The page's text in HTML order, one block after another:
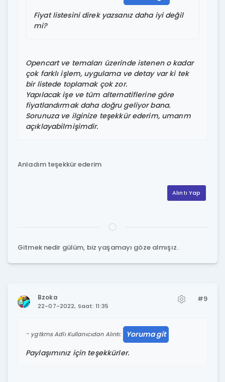
Fiyat listesini direk yazsanız daha iyi değil
mi?
Opencart ve temaları üzerinde istenen o kadar
çok farklı işlem, uygulama ve detay var ki tek
bir listede toplamak çok zor.
Yapılacak işe ve tüm alternatiflerine göre
fiyatlandırmak daha doğru geliyor bana.
Sorunuza ve ilginize teşekkür ederim, umarım
açıklayabilmişimdir.
Anladım teşekkür ederim
Alıntı Yap
Gitmek nedir gülüm, biz yaşamayı göze almışız.
Bzoka
22-07-2022, Saat: 11:35
#9
ygtkms Adlı Kullanıcıdan Alıntı:
Yoruma git
Paylaşımınız için teşekkürler.